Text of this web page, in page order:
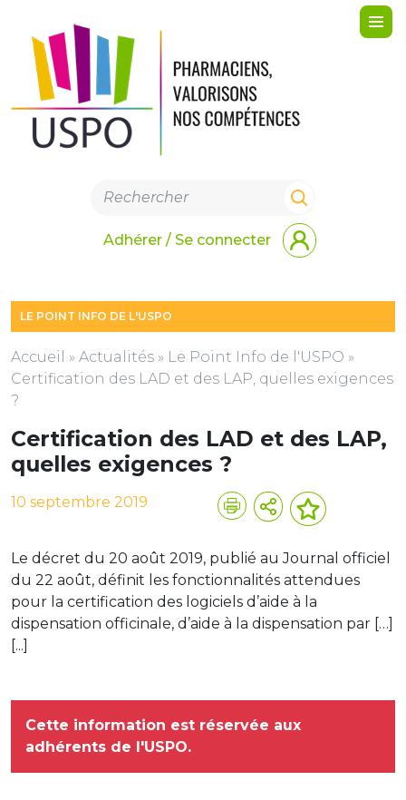
Adhérer / Se connecter
LE POINT INFO DE L'USPO
Accueil » Actualités » Le Point Info de l'USPO »
Certification des LAD et des LAP, quelles exigences
?
Certification des LAD et des LAP,
quelles exigences ?
10 septembre 2019
Le décret du 20 août 2019, publié au Journal officiel
du 22 août, définit les fonctionnalités attendues
pour la certification des logiciels d’aide à la
dispensation officinale, d’aide à la dispensation par […]
[...]
Cette information est réservée aux
adhérents de l'USPO.